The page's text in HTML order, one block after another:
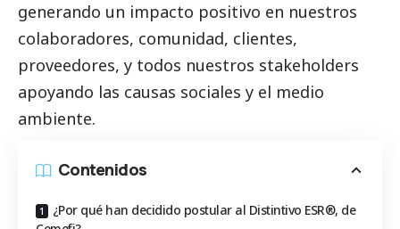
generando un impacto positivo en nuestros
colaboradores, comunidad, clientes,
proveedores, y todos nuestros stakeholders
apoyando las causas sociales y el medio
ambiente.
Contenidos
¿Por qué han decidido postular al Distintivo ESR®, de